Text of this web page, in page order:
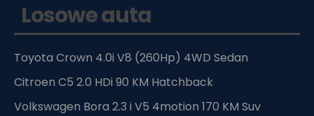
Losowe auta
Toyota Crown 4.0i V8 (260Hp) 4WD Sedan
Citroen C5 2.0 HDi 90 KM Hatchback
Volkswagen Bora 2.3 i V5 4motion 170 KM Suv